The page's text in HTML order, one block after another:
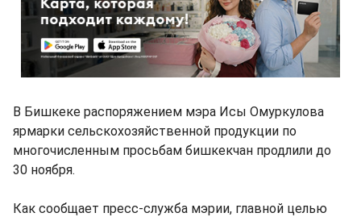
В Бишкеке распоряжением мэра Исы Омуркулова
ярмарки сельскохозяйственной продукции по
многочисленным просьбам бишкекчан продлили до
30 ноября.
Как сообщает пресс-служба мэрии, главной целью